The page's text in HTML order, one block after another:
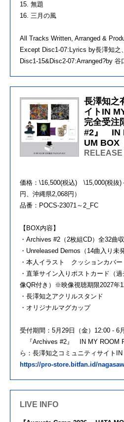
15. 無題
16. 三月の風
All Tracks Written, Arranged &
Except Disc1-07:Lyrics by長澤知之
Disc1-15&Disc2-07:Arranged?by 谷
長澤知之
イトIN
完全受注
#2』 IN
UM BOX
RELEASE
価格：\16,500(税込) \15,000(税抜)
円、沖縄県2,068円）
品番：POCS-23071～2_FC
【BOX内容】
・Archives #2（2枚組CD）全32曲
・Unreleased Demos（14曲入り未
・本人イラスト クッションカバー
・直筆サイン入りポストカード（
像QR付き）※映像視聴期限2027年
・長澤知之アクリルスタンド
・オリジナルマグカップ
受付期間：5月29日（金）12:00 - 6
『Archives #2』 IN MY ROOM
ら：長澤知之コミュニティサイト
https://pro-store.bitfan.id/
LIVE INFO